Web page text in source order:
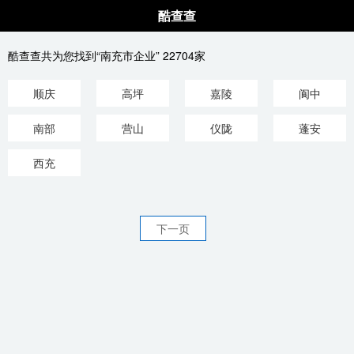
酷查查
酷查查共为您找到“南充市企业” 22704家
顺庆 高坪 嘉陵 阆中
南部 营山 仪陇 蓬安
西充
下一页